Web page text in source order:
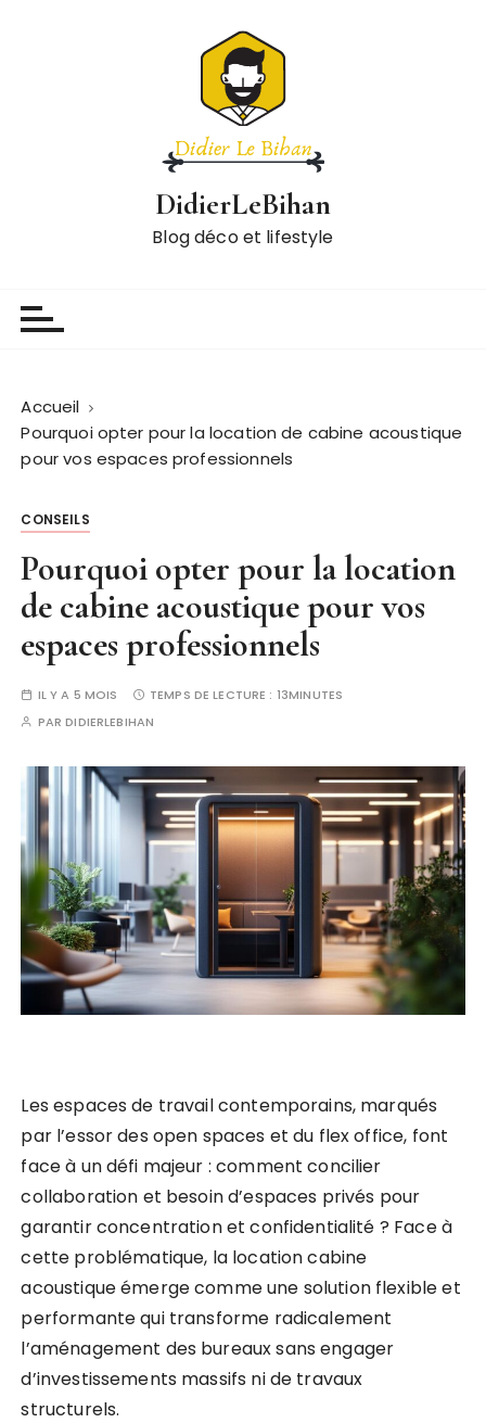
DidierLeBihan
Blog déco et lifestyle
Accueil
Pourquoi opter pour la location de cabine acoustique
pour vos espaces professionnels
CONSEILS
Pourquoi opter pour la location
de cabine acoustique pour vos
espaces professionnels
IL Y A 5 MOIS TEMPS DE LECTURE : 13MINUTES
PARDIDIERLEBIHAN
Les espaces de travail contemporains, marqués
par l’essor des open spaces et du flex office, font
face à un défi majeur : comment concilier
collaboration et besoin d’espaces privés pour
garantir concentration et confidentialité ? Face à
cette problématique, la location cabine
acoustique émerge comme une solution flexible et
performante qui transforme radicalement
l’aménagement des bureaux sans engager
d’investissements massifs ni de travaux
structurels.